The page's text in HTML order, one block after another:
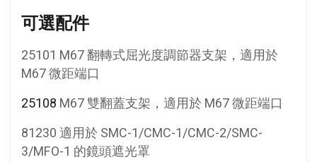
可選配件
25101 M67 翻轉式屈光度調節器支架，適用於
M67 微距端口
25108 M67 雙翻蓋支架，適用於 M67 微距端口
81230 適用於 SMC-1/CMC-1/CMC-2/SMC-
3/MFO-1 的鏡頭遮光罩